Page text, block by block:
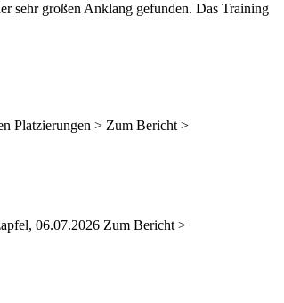
sehr großen Anklang gefunden. Das Training
Platzierungen > Zum Bericht >
06.07.2026 Zum Bericht >